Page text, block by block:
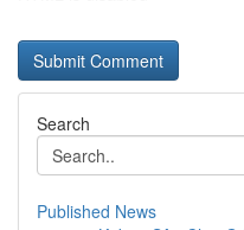
Search
Published News